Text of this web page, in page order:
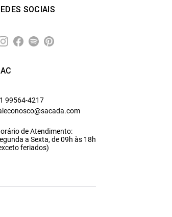
SOCIAIS
99564-4217
de Atendimento:
a Sexta, de 09h às 18h
feriados)